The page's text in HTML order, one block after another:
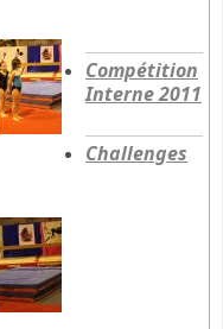
Compétition
Interne 2011
Challenges